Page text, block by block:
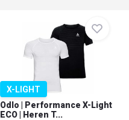
X-LIGHT
Odlo | Performance X-Light
ECO | Heren T...